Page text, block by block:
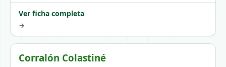
Ver ficha completa
→
Corralón Colastiné